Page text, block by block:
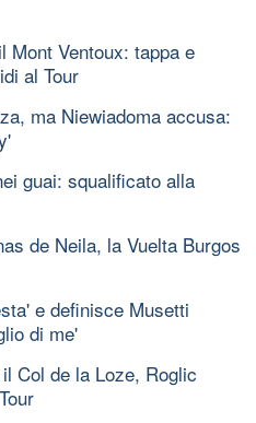
Mont Ventoux: tappa e
al Tour
ma Niewiadoma accusa:
guai: squalificato alla
de Neila, la Vuelta Burgos
e definisce Musetti
di me'
Col de la Loze, Roglic